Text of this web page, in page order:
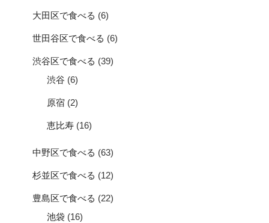
大田区で食べる (6)
世田谷区で食べる (6)
渋谷区で食べる (39)
渋谷 (6)
原宿 (2)
恵比寿 (16)
中野区で食べる (63)
杉並区で食べる (12)
豊島区で食べる (22)
池袋 (16)